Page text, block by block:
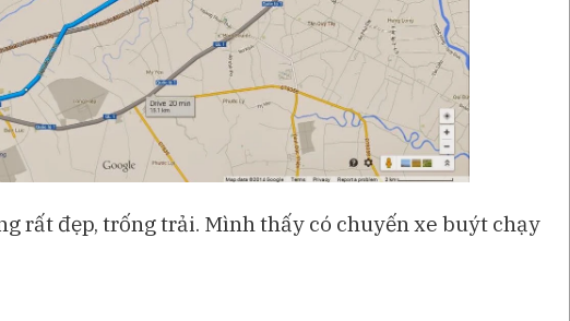
rất đẹp, trống trải. Mình thấy có chuyến xe buýt chạy